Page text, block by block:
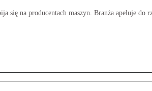
się na producentach maszyn. Branża apeluje do